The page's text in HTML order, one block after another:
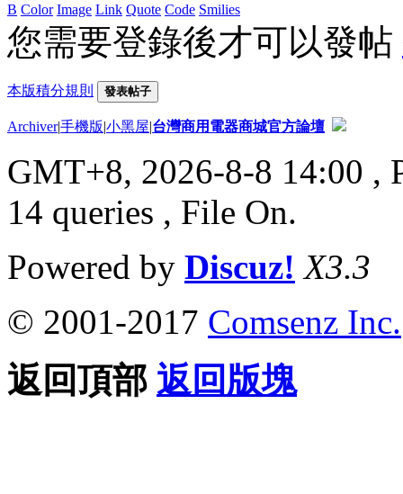
B Color Image Link Quote Code Smilies
您需要登錄後才可以發帖
本版積分規則 發表帖子
Archiver|手機版|小黑屋|台灣商用電器商城官方論壇
GMT+8, 2026-8-8 14:00 ,
14 queries , File On.
Powered by Discuz! X3.3
© 2001-2017 Comsenz Inc.
返回頂部 返回版塊